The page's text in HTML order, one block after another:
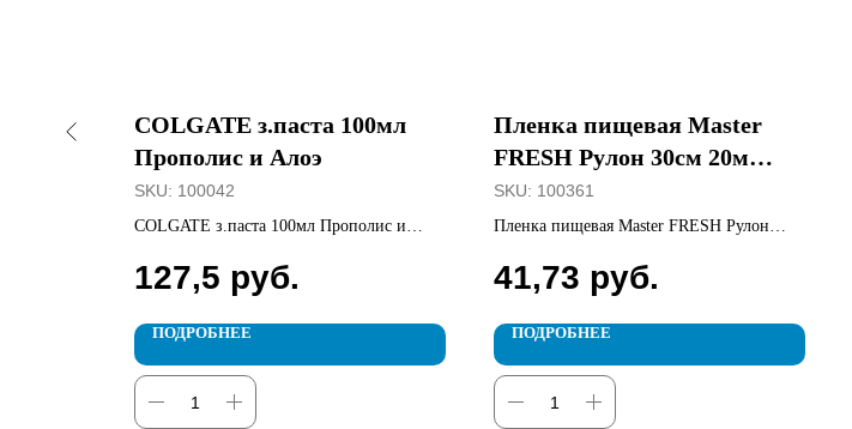
COLGATE з.паста 100мл
Прополис и Алоэ
SKU: 100042
COLGATE з.паста 100мл Прополис и
127,5 руб.
ПОДРОБНЕЕ
Пленка пищевая Master
FRESH Рулон 30см 20м
6мкм
SKU: 100361
Пленка пищевая Master FRESH Рулон
41,73 руб.
ПОДРОБНЕЕ